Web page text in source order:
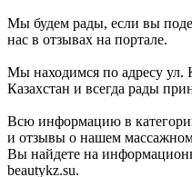
Мы будем рады, если вы
нас в отзывах на портале.
Мы находимся по адресу
Казахстан и всегда рады
Всю информацию в
и отзывы о нашем
Вы найдете на
beautykz.su.